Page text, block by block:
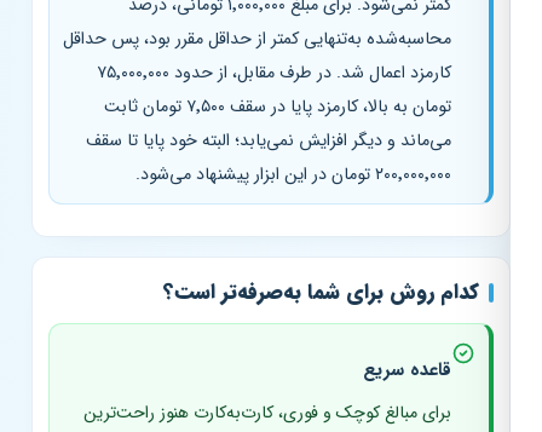
محاسبه‌شده به‌تنهایی کمتر از حداقل مقرر بود، پس حداقل
کارمزد اعمال شد. در طرف مقابل، از حدود ۷۵٬۰۰۰٬۰۰۰
تومان به بالا، کارمزد پایا در سقف ۷٬۵۰۰ تومان ثابت
می‌ماند و دیگر افزایش نمی‌یابد؛ البته خود پایا تا سقف
۲۰۰٬۰۰۰٬۰۰۰ تومان در این ابزار پیشنهاد می‌شود.
کدام روش برای شما به‌صرفه‌تر است؟
قاعده سریع
برای مبالغ کوچک و فوری، کارت‌به‌کارت هنوز راحت‌ترین